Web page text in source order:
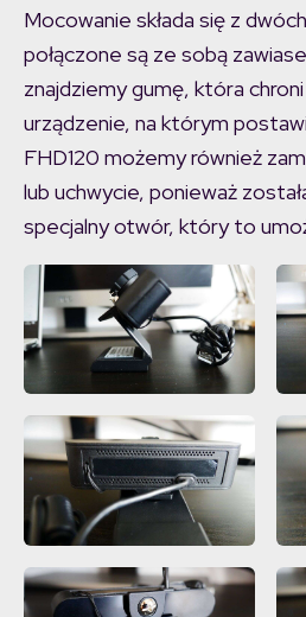
Mocowanie składa się z
połączone są ze sobą
znajdziemy gumę, która
urządzenie, na którym
FHD120 możemy również
lub uchwycie, ponieważ
specjalny otwór, który to